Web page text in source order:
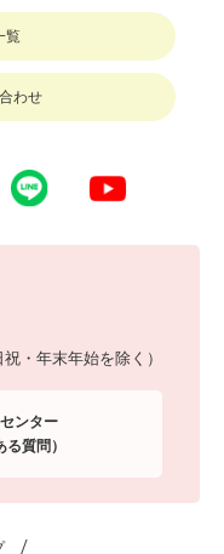
覧
わせ
・年末年始を除く）
ンター
る質問）